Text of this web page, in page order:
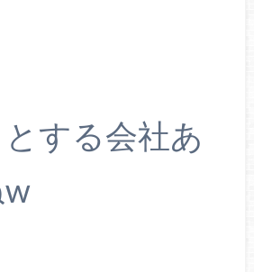
する会社あ